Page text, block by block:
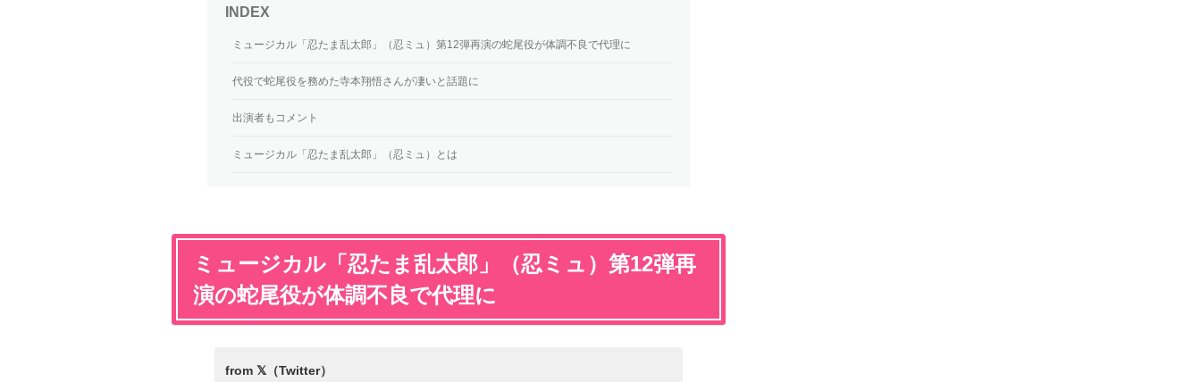
ミュージカル「忍たま乱太郎」（忍ミュ）第12弾再演の蛇尾役が体調不良で代理に
代役で蛇尾役を務めた寺本翔悟さんが凄いと話題に
出演者もコメント
ミュージカル「忍たま乱太郎」（忍ミュ）とは
ミュージカル「忍たま乱太郎」（忍ミュ）第12弾再
演の蛇尾役が体調不良で代理に